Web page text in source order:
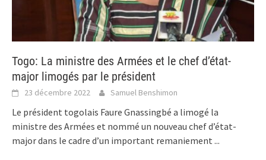
Togo: La ministre des Armées et le chef d’état-
major limogés par le président
23 décembre 2022 Samuel Benshimon
Le président togolais Faure Gnassingbé a limogé la
ministre des Armées et nommé un nouveau chef d’état-
major dans le cadre d’un important remaniement ...